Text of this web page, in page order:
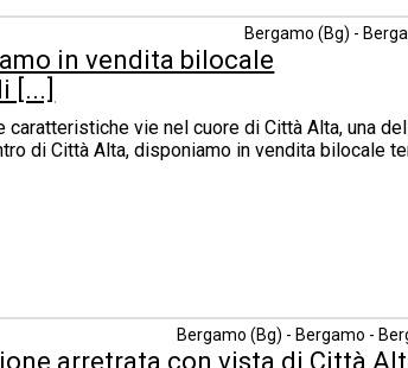
in vendita bilocale
[...]
Bergamo (Bg) -
caratteristiche vie nel cuore di Città Alta, una
di Città Alta, disponiamo in vendita bilocale
arretrata con vista di Città
Bergamo (Bg) - Bergamo -